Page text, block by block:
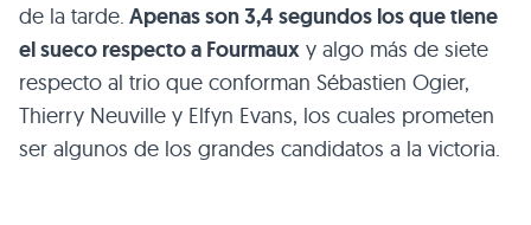
de la tarde. Apenas son 3,4 segundos los que tiene
el sueco respecto a Fourmaux y algo más de siete
respecto al trio que conforman Sébastien Ogier,
Thierry Neuville y Elfyn Evans, los cuales prometen
ser algunos de los grandes candidatos a la victoria.